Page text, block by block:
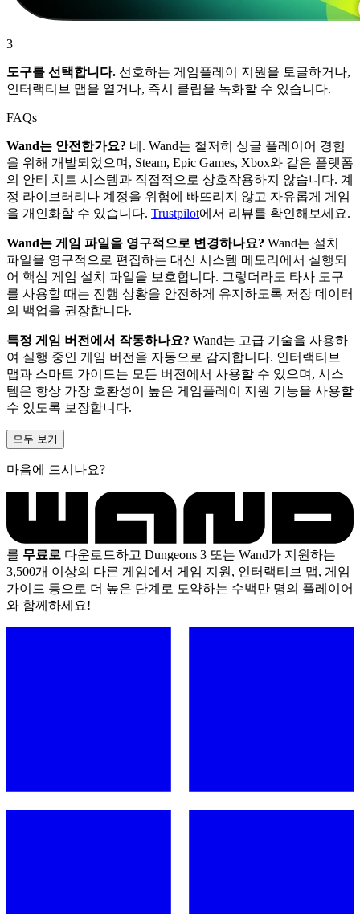
3
도구를 선택합니다. 선호하는 게임플레이 지원을 토글하거나,
인터랙티브 맵을 열거나, 즉시 클립을 녹화할 수 있습니다.
FAQs
Wand는 안전한가요? 네. Wand는 철저히 싱글 플레이어 경험
을 위해 개발되었으며, Steam, Epic Games, Xbox와 같은 플랫폼
의 안티 치트 시스템과 직접적으로 상호작용하지 않습니다. 계
정 라이브러리나 계정을 위험에 빠뜨리지 않고 자유롭게 게임
을 개인화할 수 있습니다. Trustpilot에서 리뷰를 확인해보세요.
Wand는 게임 파일을 영구적으로 변경하나요? Wand는 설치
파일을 영구적으로 편집하는 대신 시스템 메모리에서 실행되
어 핵심 게임 설치 파일을 보호합니다. 그렇더라도 타사 도구
를 사용할 때는 진행 상황을 안전하게 유지하도록 저장 데이터
의 백업을 권장합니다.
특정 게임 버전에서 작동하나요? Wand는 고급 기술을 사용하
여 실행 중인 게임 버전을 자동으로 감지합니다. 인터랙티브
맵과 스마트 가이드는 모든 버전에서 사용할 수 있으며, 시스
템은 항상 가장 호환성이 높은 게임플레이 지원 기능을 사용할
수 있도록 보장합니다.
모두 보기
마음에 드시나요?
를 무료로 다운로드하고 Dungeons 3 또는 Wand가 지원하는
3,500개 이상의 다른 게임에서 게임 지원, 인터랙티브 맵, 게임
가이드 등으로 더 높은 단계로 도약하는 수백만 명의 플레이어
와 함께하세요!